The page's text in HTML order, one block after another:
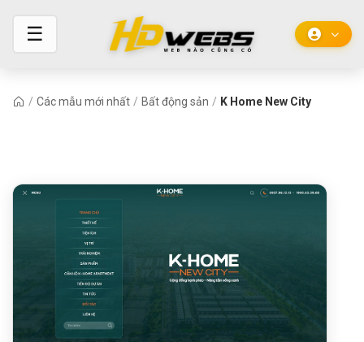
☰
/ Các mẫu mới nhất / Bất động sản / K Home New City